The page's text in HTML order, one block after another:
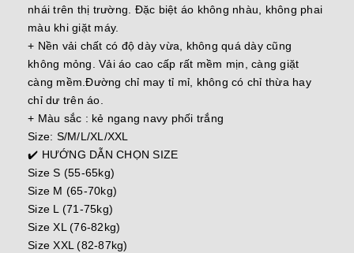
nhái trên thị trường. Đặc biệt áo không nhàu, không phai
màu khi giặt máy.
+ Nền vải chất có độ dày vừa, không quá dày cũng
không mỏng. Vải áo cao cấp rất mềm mịn, càng giặt
càng mềm.Đường chỉ may tỉ mỉ, không có chỉ thừa hay
chỉ dư trên áo.
+ Màu sắc : kẻ ngang navy phối trắng
Size: S/M/L/XL/XXL
✔️ HƯỚNG DẪN CHỌN SIZE
Size S (55-65kg)
Size M (65-70kg)
Size L (71-75kg)
Size XL (76-82kg)
Size XXL (82-87kg)